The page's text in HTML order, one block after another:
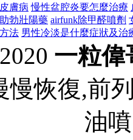
膚病 慢性盆腔炎要怎麼治療
勃壯陽藥 airfunk除甲醛噴劑
法 男性冷淡是什麼症狀及治
一粒偉
慢恢復,前
油